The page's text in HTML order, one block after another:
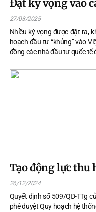
Đặt kỳ vọng vào
27/03/2025
Nhiều kỳ vọng được đặt ra,
hoạch đầu tư “khủng” vào
đồng các nhà đầu tư quốc tế
Tạo động lực thu
26/12/2024
Quyết định số 509/QĐ-TTg
phê duyệt Quy hoạch hệ